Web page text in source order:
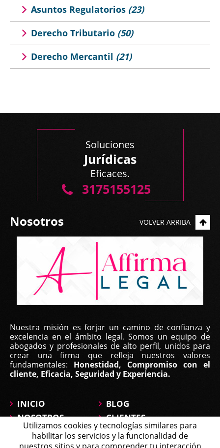
Asuntos Regulatorios (23)
Derecho Tributario (50)
Derecho Mercantil (21)
Soluciones
Jurídicas
Eficaces.
3175155125
Nosotros
Nuestra misión es forjar un camino de confianza y
excelencia en el ámbito legal. Somos un equipo de
abogados y profesionales de alto perfil, unidos para
crear una firma que refleja nuestros valores
fundamentales: Honestidad, Compromiso con el
cliente, Eficacia, Seguridad y Experiencia.
VOLVER ARRIBA
INICIO
NOSOTROS
ÁREAS DE
PRÁCTICA
BLOG
CLIENTES
CONTÁCTANOS
MAPA DEL SITIO
Utilizamos cookies y tecnologías similares para
habilitar los servicios y la funcionalidad de